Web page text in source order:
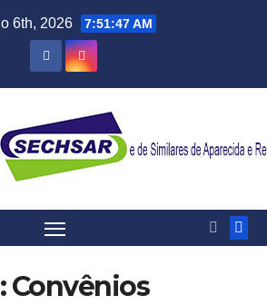
6th, 2026 7:51:47 AM
Convênios